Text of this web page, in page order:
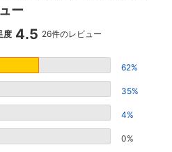
ー
4.5
度 4.5 26件のレビュー
62%
35%
4%
0%